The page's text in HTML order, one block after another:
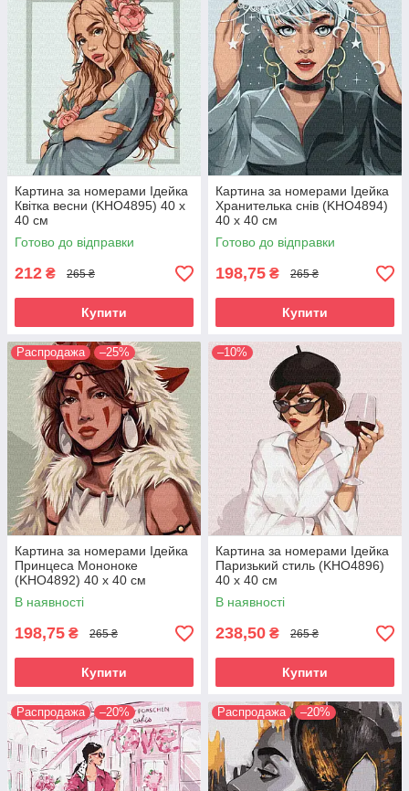
Картина за номерами Ідейка
Квітка весни (KHO4895) 40 х
40 см
Готово до відправки
212 ₴ 265 ₴
Купити
Картина за номерами Ідейка
Хранителька снів (KHO4894)
40 х 40 см
Готово до відправки
198,75 ₴ 265 ₴
Купити
Распродажа –25%
Картина за номерами Ідейка
Принцеса Мононоке
(KHO4892) 40 х 40 см
В наявності
198,75 ₴ 265 ₴
Купити
–10%
Картина за номерами Ідейка
Паризький стиль (KHO4896)
40 х 40 см
В наявності
238,50 ₴ 265 ₴
Купити
Распродажа –20% Распродажа –20%